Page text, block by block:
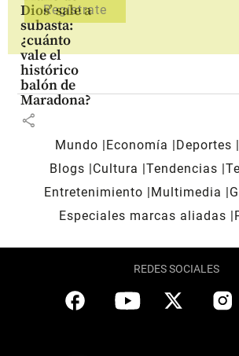
Dios’ sale a
subasta:
¿cuánto
vale el
histórico
balón de
Maradona?
share
Mundo Economía Deportes
Blogs
Cultura Tendencias
Entretenimiento
Multimedia
Especiales marcas aliadas
REDES SOCIALES